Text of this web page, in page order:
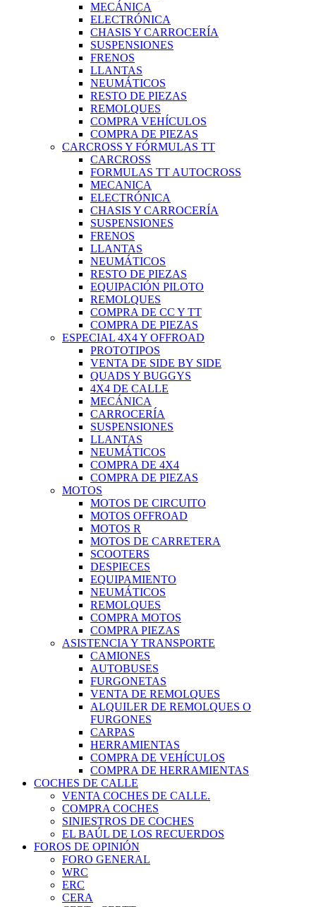
MECÁNICA
ELECTRÓNICA
CHASIS Y CARROCERÍA
SUSPENSIONES
FRENOS
LLANTAS
NEUMÁTICOS
RESTO DE PIEZAS
REMOLQUES
COMPRA VEHÍCULOS
COMPRA DE PIEZAS
CARCROSS Y FÓRMULAS TT
CARCROSS
FORMULAS TT AUTOCROSS
MECANICA
ELECTRÓNICA
CHASIS Y CARROCERÍA
SUSPENSIONES
FRENOS
LLANTAS
NEUMÁTICOS
RESTO DE PIEZAS
EQUIPACIÓN PILOTO
REMOLQUES
COMPRA DE CC Y TT
COMPRA DE PIEZAS
ESPECIAL 4X4 Y OFFROAD
PROTOTIPOS
VENTA DE SIDE BY SIDE
QUADS Y BUGGYS
4X4 DE CALLE
MECÁNICA
CARROCERÍA
SUSPENSIONES
LLANTAS
NEUMÁTICOS
COMPRA DE 4X4
COMPRA DE PIEZAS
MOTOS
MOTOS DE CIRCUITO
MOTOS OFFROAD
MOTOS R
MOTOS DE CARRETERA
SCOOTERS
DESPIECES
EQUIPAMIENTO
NEUMÁTICOS
REMOLQUES
COMPRA MOTOS
COMPRA PIEZAS
ASISTENCIA Y TRANSPORTE
CAMIONES
AUTOBUSES
FURGONETAS
VENTA DE REMOLQUES
ALQUILER DE REMOLQUES O
FURGONES
CARPAS
HERRAMIENTAS
COMPRA DE VEHÍCULOS
COMPRA DE HERRAMIENTAS
COCHES DE CALLE
VENTA COCHES DE CALLE.
COMPRA COCHES
SINIESTROS DE COCHES
EL BAÚL DE LOS RECUERDOS
FOROS DE OPINIÓN
FORO GENERAL
WRC
ERC
CERA